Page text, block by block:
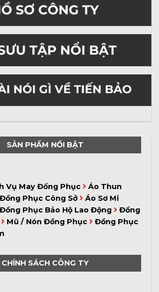
SẢN PHẨM NỔI BẬT
Vụ May Đồng Phục
Áo Thun
Đồng Phục Công Sở
Áo Sơ Mi
Đồng Phục Bảo Hộ Lao Động
Đồng
Mũ / Nón Đồng Phục
Đồng Phục
CHÍNH SÁCH CÔNG TY